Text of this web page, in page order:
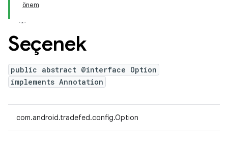
önem
Seçenek
public abstract @interface Option
implements Annotation
com.android.tradefed.config.Option